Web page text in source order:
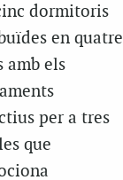
dormitoris
en quatre
amb els
per a tres
que